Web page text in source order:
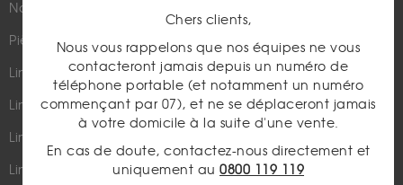
Nouveautés
Pièces d'or d'investissement
Lingots et lingotins
Lingot 1Kg Or
Lingot 100g Or
Lingotin 1 Once Or
Parutions dans les médias
Qui sommes-nous ?
Chers clients,
Nous vous rappelons que nos équipes ne vous
contacteront jamais depuis un numéro de
téléphone portable (et notamment un numéro
commençant par 07), et ne se déplaceront jamais
à votre domicile à la suite d'une vente.
En cas de doute, contactez-nous directement et
uniquement au 0800 119 119